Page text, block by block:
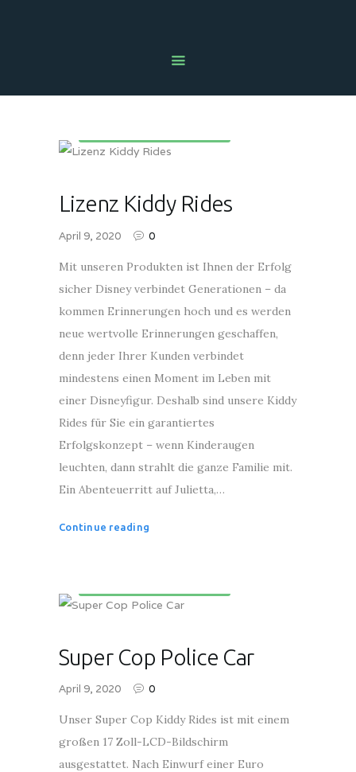
UNSER ANGEBOT
PROBLEM MELDEN
SECOND HAND SHOP
KONTAKT
RECHTLICHES
Lizenz Kiddy Rides
April 9, 2020 0
Mit unseren Produkten ist Ihnen der Erfolg
sicher Disney verbindet Generationen – da
kommen Erinnerungen hoch und es werden
neue wertvolle Erinnerungen geschaffen,
denn jeder Ihrer Kunden verbindet
mindestens einen Moment im Leben mit
einer Disneyfigur. Deshalb sind unsere Kiddy
Rides für Sie ein garantiertes
Erfolgskonzept – wenn Kinderaugen
leuchten, dann strahlt die ganze Familie mit.
Ein Abenteuerritt auf Julietta,…
Continue reading
Super Cop Police Car
April 9, 2020 0
Unser Super Cop Kiddy Rides ist mit einem
großen 17 Zoll-LCD-Bildschirm
ausgestattet. Nach Einwurf einer Euro